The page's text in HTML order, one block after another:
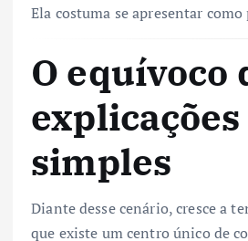
Ela costuma se apresentar como
O equívoco
explicações
simples
Diante desse cenário, cresce a
que existe um centro único de